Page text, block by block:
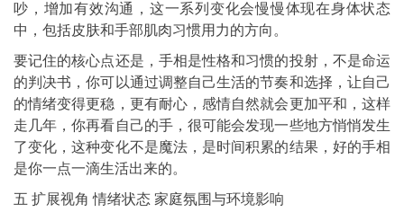
吵，增加有效沟通，这一系列变化会慢慢体现在身体状态
中，包括皮肤和手部肌肉习惯用力的方向。
要记住的核心点还是，手相是性格和习惯的投射，不是命运
的判决书，你可以通过调整自己生活的节奏和选择，让自己
的情绪变得更稳，更有耐心，感情自然就会更加平和，这样
走几年，你再看自己的手，很可能会发现一些地方悄悄发生
了变化，这种变化不是魔法，是时间积累的结果，好的手相
是你一点一滴生活出来的。
五 扩展视角 情绪状态 家庭氛围与环境影响